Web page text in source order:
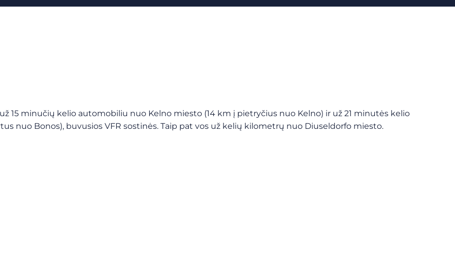
15 minučių kelio automobiliu nuo Kelno miesto (14 km į pietryčius nuo Kelno) ir už 21 minutės kelio
nuo Bonos), buvusios VFR sostinės. Taip pat vos už kelių kilometrų nuo Diuseldorfo miesto.